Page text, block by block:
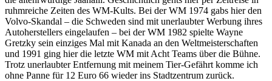
ruhmreiche Zeiten des WM-Kults. Bei der WM 1974 gabs hier den
Volvo-Skandal – die Schweden sind mit unerlaubter Werbung ihres
Autoherstellers eingelaufen – bei der WM 1982 spielte Wayne
Gretzky sein einziges Mal mit Kanada an den Weltmeisterschaften
und 1991 ging hier die letzte WM mit Acht Teams über die Bühne.
Trotz unerlaubter Entfernung mit meinem Tier-Gefährt komme ich
ohne Panne für 12 Euro 66 wieder ins Stadtzentrum zurück.